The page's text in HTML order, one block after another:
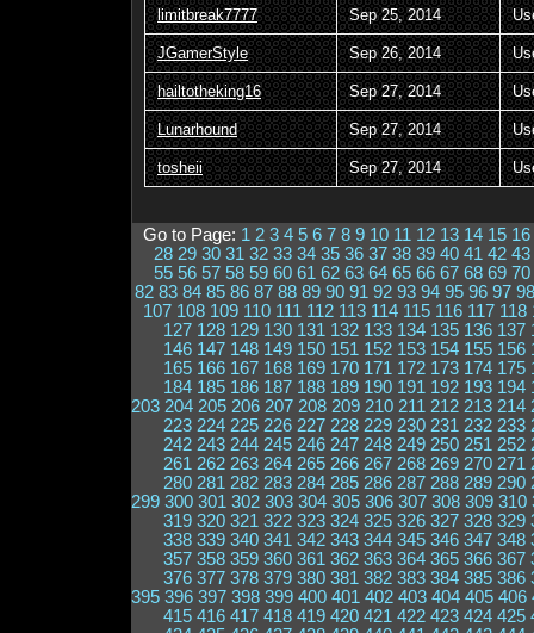
limitbreak7777 Sep 25, 2014
JGamerStyle Sep 26, 2014
hailtotheking16 Sep 27, 2014
Lunarhound Sep 27, 2014
tosheii Sep 27, 2014
Go to Page: 1 2 3 4 5 6 7 8 9 10 11 12 13 14 15 16
28 29 30 31 32 33 34 35 36 37 38 39 40 41 42 43
55 56 57 58 59 60 61 62 63 64 65 66 67 68 69 70
82 83 84 85 86 87 88 89 90 91 92 93 94 95 96 97 98
107 108 109 110 111 112 113 114 115 116 117 118
127 128 129 130 131 132 133 134 135 136 137
146 147 148 149 150 151 152 153 154 155 156
165 166 167 168 169 170 171 172 173 174 175
184 185 186 187 188 189 190 191 192 193 194
203 204 205 206 207 208 209 210 211 212 213 214
223 224 225 226 227 228 229 230 231 232 233
242 243 244 245 246 247 248 249 250 251 252
261 262 263 264 265 266 267 268 269 270 271
280 281 282 283 284 285 286 287 288 289 290
299 300 301 302 303 304 305 306 307 308 309 310
319 320 321 322 323 324 325 326 327 328 329
338 339 340 341 342 343 344 345 346 347 348
357 358 359 360 361 362 363 364 365 366 367
376 377 378 379 380 381 382 383 384 385 386
395 396 397 398 399 400 401 402 403 404 405 406
415 416 417 418 419 420 421 422 423 424 425